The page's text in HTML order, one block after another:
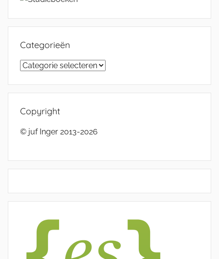
Categorieën
Categorieën
Copyright
© juf Inger 2013-2026